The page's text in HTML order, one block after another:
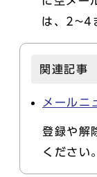
は、2~4
関連記事
メールニ
登録や解
ください。